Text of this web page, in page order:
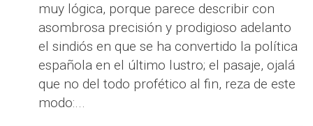
muy lógica, porque parece describir con
asombrosa precisión y prodigioso adelanto
el sindiós en que se ha convertido la política
española en el último lustro; el pasaje, ojalá
que no del todo profético al fin, reza de este
modo:...